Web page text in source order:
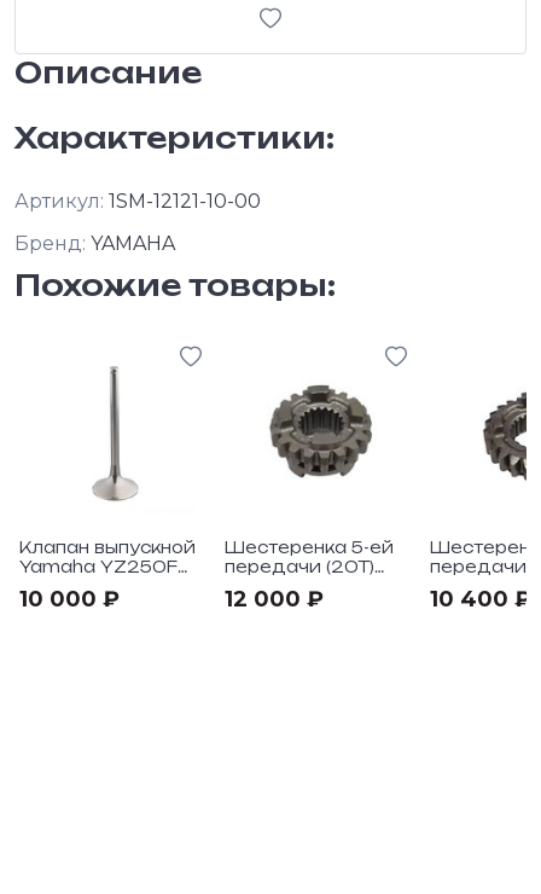
Описание
Характеристики:
Артикул: 1SM-12121-10-00
Бренд: YAMAHA
Похожие товары:
Клапан выпускной
Yamaha YZ250F
10 000 ₽
Шестеренка 5-ей
передачи (20T)
"2018->
12 000 ₽
передачи
"2018->
10 400 ₽